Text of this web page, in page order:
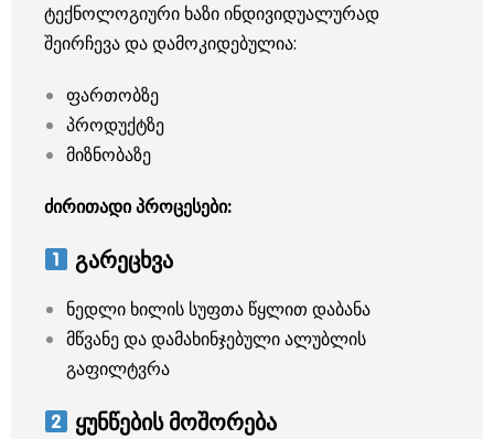
ტექნოლოგიური ხაზი ინდივიდუალურად
შეირჩევა და დამოკიდებულია:
ფართობზე
პროდუქტზე
მიზნობაზე
ძირითადი პროცესები:
გარეცხვა
ნედლი ხილის სუფთა წყლით დაბანა
მწვანე და დამახინჯებული ალუბლის
გაფილტვრა
ყუნწების მოშორება